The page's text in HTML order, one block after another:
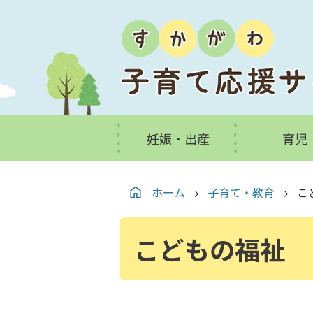
妊娠・出産 育児
ホーム 子育て・教育 こ
こどもの福祉